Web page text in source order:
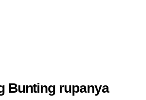
Bunting rupanya